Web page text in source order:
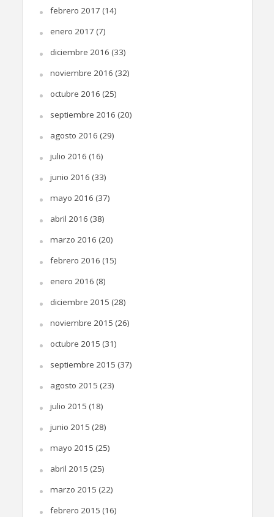
febrero 2017 (14)
enero 2017 (7)
diciembre 2016 (33)
noviembre 2016 (32)
octubre 2016 (25)
septiembre 2016 (20)
agosto 2016 (29)
julio 2016 (16)
junio 2016 (33)
mayo 2016 (37)
abril 2016 (38)
marzo 2016 (20)
febrero 2016 (15)
enero 2016 (8)
diciembre 2015 (28)
noviembre 2015 (26)
octubre 2015 (31)
septiembre 2015 (37)
agosto 2015 (23)
julio 2015 (18)
junio 2015 (28)
mayo 2015 (25)
abril 2015 (25)
marzo 2015 (22)
febrero 2015 (16)